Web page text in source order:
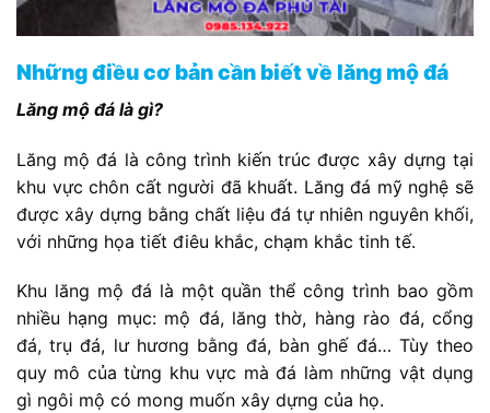
Những điều cơ bản cần biết về lăng mộ đá
Lăng mộ đá là gì?
Lăng mộ đá là công trình kiến trúc được xây dựng tại
khu vực chôn cất người đã khuất. Lăng đá mỹ nghệ sẽ
được xây dựng bằng chất liệu đá tự nhiên nguyên khối,
với những họa tiết điêu khắc, chạm khắc tinh tế.
Khu lăng mộ đá là một quần thể công trình bao gồm
nhiều hạng mục: mộ đá, lăng thờ, hàng rào đá, cổng
đá, trụ đá, lư hương bằng đá, bàn ghế đá… Tùy theo
quy mô của từng khu vực mà đá làm những vật dụng
gì ngôi mộ có mong muốn xây dựng của họ.